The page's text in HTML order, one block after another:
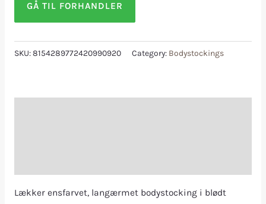
GÅ TIL FORHANDLER
SKU:8154289772420990920 Category: Bodystockings
Lækker ensfarvet, langærmet bodystocking i blødt